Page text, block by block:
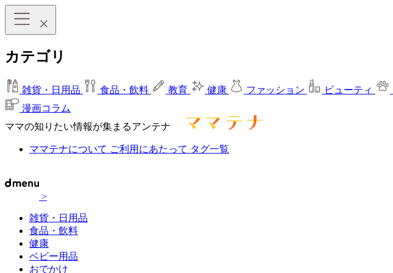
カテゴリ
雑貨・日用品 食品・飲料 教育 健康 ファッション ビューティ
漫画コラム
ママの知りたい情報が集まるアンテナ
ママテナについて ご利用にあたって タグ一覧
>
雑貨・日用品
食品・飲料
健康
ベビー用品
おでかけ